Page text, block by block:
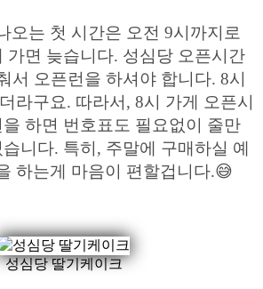
오는 첫 시간은 오전 9시까지로
가면 늦습니다. 성심당 오픈시간
서 오픈런을 하셔야 합니다. 8시
라구요. 따라서, 8시 가게 오픈시
하면 번호표도 필요없이 줄만
니다. 특히, 주말에 구매하실 예
하는게 마음이 편할겁니다.😅
성심당 딸기케이크